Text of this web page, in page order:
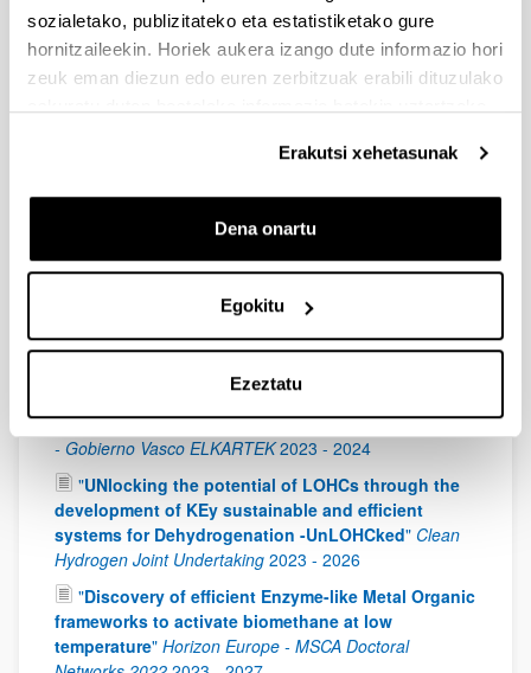
sozialetako, publizitateko eta estatistiketako gure
hornitzaileekin. Horiek aukera izango dute informazio hori
zeuk eman diezun edo euren zerbitzuak erabili dituzulako
Erakutsi xehetasunak
Dena onartu
Egokitu
Ezeztatu
Universidades 2024-2028
Generación de productos químicos de alta
calidad y pureza a partir de procesos de reciclado
químico de residuos plásticos complejos para los
"Biorresiduos como materia prima para la
fabricación de ánodos para baterías de ión sodio
STEM fields to respond to the needs of industry
4.0"Unión Europea (2023-1-ES01-KA220-HED-
Tecnologías claves para el almacenamiento y
transporte de hidrógeno - ONTZHi"Eusko Jaurlaritza
- Gobierno Vasco ELKARTEK 2023 - 2024
"UNlocking the potential of LOHCs through the
development of KEy sustainable and efficient
systems for Dehydrogenation -UnLOHCked" Clean
Hydrogen Joint Undertaking 2023 - 2026
"Discovery of efficient Enzyme-like Metal Organic
frameworks to activate biomethane at low
temperature" Horizon Europe - MSCA Doctoral